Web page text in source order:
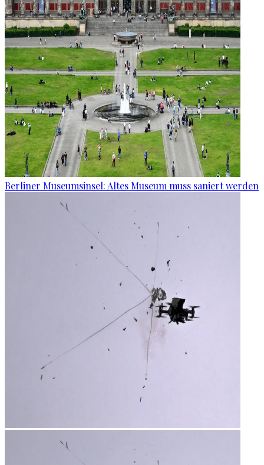
Berliner Museumsinsel: Altes Museum muss saniert werden